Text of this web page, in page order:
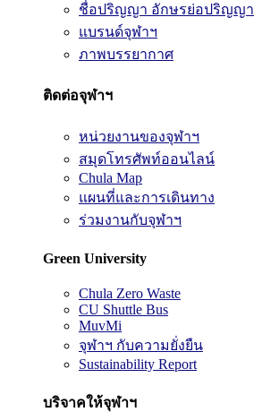
ชื่อปริญญา อักษรย่อปริญญา
แบรนด์จุฬาฯ
ภาพบรรยากาศ
ติดต่อจุฬาฯ
หน่วยงานของจุฬาฯ
สมุดโทรศัพท์ออนไลน์
Chula Map
แผนที่และการเดินทาง
ร่วมงานกับจุฬาฯ
Green University
Chula Zero Waste
CU Shuttle Bus
MuvMi
จุฬาฯ กับความยั่งยืน
Sustainability Report
บริจาคให้จุฬาฯ